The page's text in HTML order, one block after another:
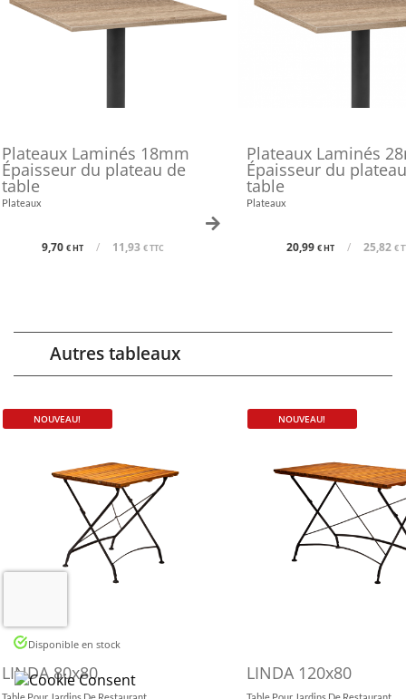
Plateaux Laminés 18mm
Épaisseur du plateau de
table
Plateaux
9,70 € HT / 11,93 € TTC
Plateaux Laminés
Épaisseur du
table
Plateaux
20,99 € HT / 25,82 €
Autres tableaux
NOUVEAU!
Disponible en stock
LINDA 80x80
NOUVEAU!
LINDA 120x80